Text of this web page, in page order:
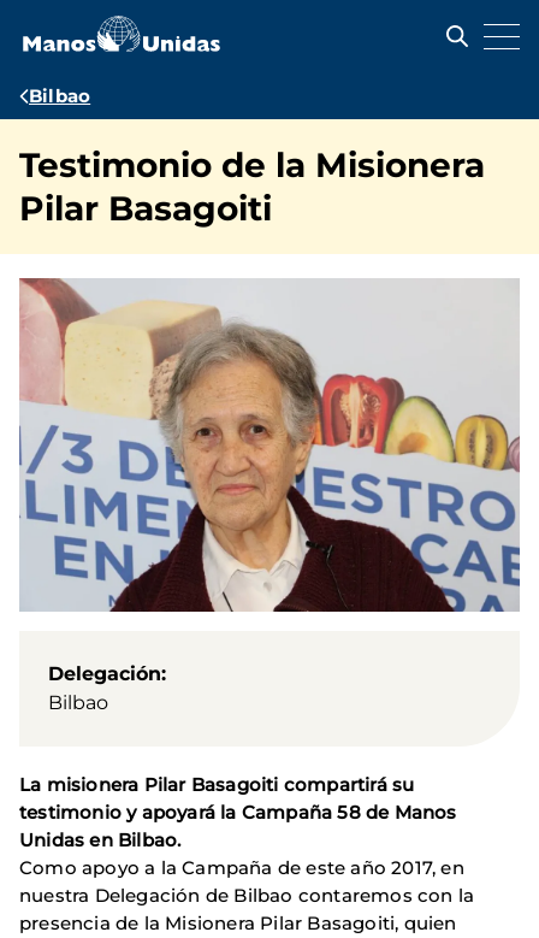
contenido
Ruta
navegación
Bilbao
Testimonio de la Misionera
Pilar Basagoiti
Delegación
Bilbao
La misionera Pilar Basagoiti compartirá su
testimonio y apoyará la Campaña 58 de Manos
Unidas en Bilbao.
Como apoyo a la Campaña de este año 2017, en
nuestra Delegación de Bilbao contaremos con la
presencia de la Misionera Pilar Basagoiti, quien